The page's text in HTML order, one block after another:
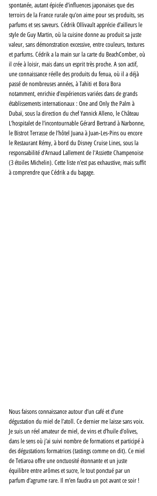
spontanée, autant épicée d’influences japonaises que des
terroirs de la France rurale qu’on aime pour ses produits, ses
parfums et ses saveurs. Cédrik Ollivault apprécie d’ailleurs le
style de Guy Martin, où la cuisine donne au produit sa juste
valeur, sans démonstration excessive, entre couleurs, textures
et parfums. Cédrik a la main sur la carte du BeachComber, où
il crée à loisir, mais dans un esprit très proche. A son actif,
une connaissance réelle des produits du fenua, où il a déjà
passé de nombreuses années, à Tahiti et Bora Bora
notamment, enrichie d’expériences variées dans de grands
établissements internationaux : One and Only the Palm à
Dubaï, sous la direction du chef Yannick Alleno, le Château
L’hospitalet de l’incontournable Gérard Bertrand à Narbonne,
le Bistrot Terrasse de l’hôtel Juana à Juan-Les-Pins ou encore
le Restaurant Rémy, à bord du Disney Cruise Lines, sous la
responsabilité d’Arnaud Lallement de l'Assiette Champenoise
(3 étoiles Michelin). Cette liste n’est pas exhaustive, mais suffit
à comprendre que Cédrik a du bagage.
Nous faisons connaissance autour d’un café et d’une
dégustation du miel de l’atoll. Ce dernier me laisse sans voix.
Je suis un réel amateur de miel, de vins et d’huile d’olives,
dans le sens où j’ai suivi nombre de formations et participé à
des dégustations formatrices (tastings comme on dit). Ce miel
de Tetiaroa offre une onctuosité étonnante et un juste
équilibre entre arômes et sucre, le tout ponctué par un
parfum d’agrume rare. Il m’en faudra un pot avant ce soir !